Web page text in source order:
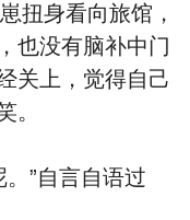
扭身看向旅馆，
也没有脑补中门
关上，觉得自己
。
”自言自语过